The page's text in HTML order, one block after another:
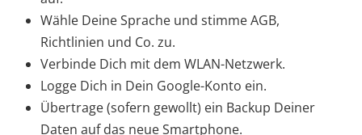
Wähle Deine Sprache und stimme AGB,
Richtlinien und Co. zu.
Verbinde Dich mit dem WLAN-Netzwerk.
Logge Dich in Dein Google-Konto ein.
Übertrage (sofern gewollt) ein Backup Deiner
Daten auf das neue Smartphone.